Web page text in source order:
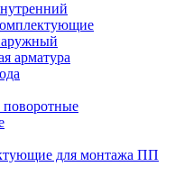
арматура
поворотные
для монтажа ПП